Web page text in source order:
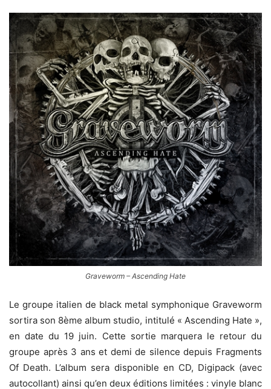
Graveworm – Ascending Hate
Le groupe italien de black metal symphonique Graveworm
sortira son 8ème album studio, intitulé « Ascending Hate »,
en date du 19 juin. Cette sortie marquera le retour du
groupe après 3 ans et demi de silence depuis Fragments
Of Death. L’album sera disponible en CD, Digipack (avec
autocollant) ainsi qu’en deux éditions limitées : vinyle blanc